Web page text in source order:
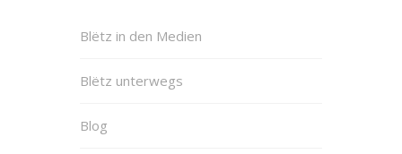
Blëtz in den Medien
Blëtz unterwegs
Blog